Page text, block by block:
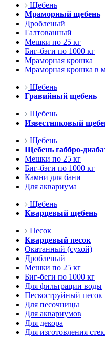
Щебень
Мраморный щебень
Дробленый
Галтованный
Мешки по 25 кг
Биг-бэги по 1000 кг
Мраморная крошка
Мраморная крошка в
Щебень
Гравийный щебень
Щебень
Известняковый
Щебень
Щебень габбро-
Мешки по 25 кг
Биг-бэги по 1000 кг
Камни для бани
Для аквариума
Щебень
Кварцевый щебень
Песок
Кварцевый песок
Окатанный (сухой)
Дробленый
Мешки по 25 кг
Биг-беги по 1000 кг
Для фильтрации воды
Пескоструйный песок
Для песочницы
Для аквариумов
Для декора
Для изготовления